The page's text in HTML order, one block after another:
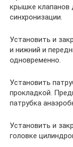
крышке клапанов
синхронизации.
Установить и
и нижний и
одновременно.
Установить
прокладкой.
патрубка
Установить и
головке